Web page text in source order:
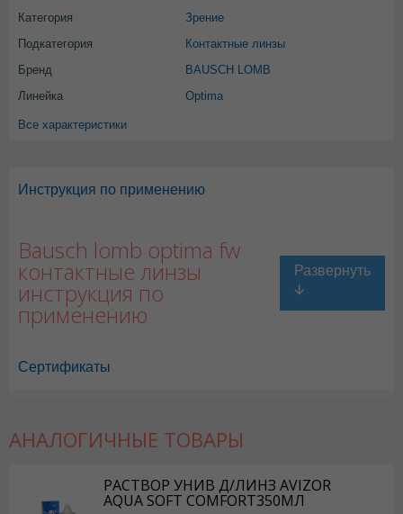
Категория
Зрение
Подкатегория
Контактные линзы
Бренд
BAUSCH LOMB
Линейка
Optima
Все характеристики
Инструкция по применению
Bausch lomb optima fw
контактные линзы
инструкция по
применению
Сертификаты
АНАЛОГИЧНЫЕ ТОВАРЫ
РАСТВОР УНИВ Д/ЛИНЗ AVIZOR
AQUA SOFT COMFORT350МЛ